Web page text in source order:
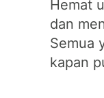
Hemat
dan
Semua
kapan